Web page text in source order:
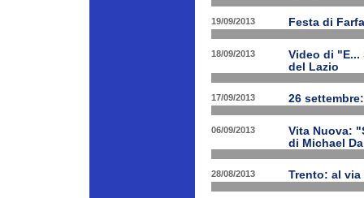
19/09/2013 Festa di
18/09/2013
Video di "E...
del Lazio
17/09/2013 26
06/09/2013
Vita Nuova:
di Michael
28/08/2013 Trento: al